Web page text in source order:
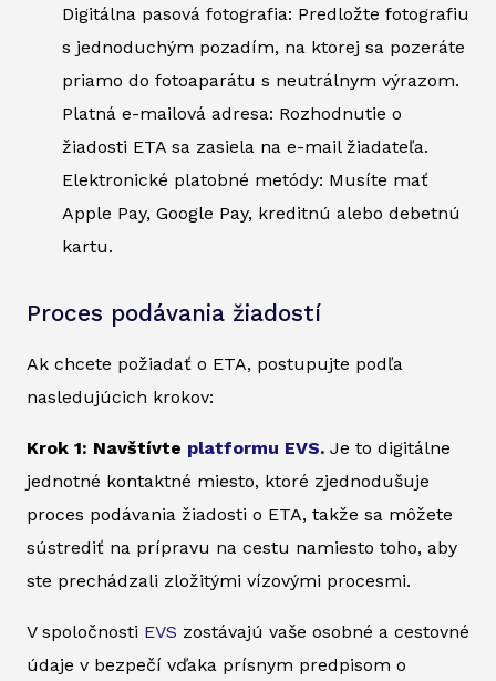
Digitálna pasová fotografia: Predložte fotografiu
s jednoduchým pozadím, na ktorej sa pozeráte
priamo do fotoaparátu s neutrálnym výrazom.
Platná e-mailová adresa: Rozhodnutie o
žiadosti ETA sa zasiela na e-mail žiadateľa.
Elektronické platobné metódy: Musíte mať
Apple Pay, Google Pay, kreditnú alebo debetnú
kartu.
Proces podávania žiadostí
Ak chcete požiadať o ETA, postupujte podľa
nasledujúcich krokov:
Krok 1: Navštívte platformu EVS. Je to digitálne
jednotné kontaktné miesto, ktoré zjednodušuje
proces podávania žiadosti o ETA, takže sa môžete
sústrediť na prípravu na cestu namiesto toho, aby
ste prechádzali zložitými vízovými procesmi.
V spoločnosti EVS zostávajú vaše osobné a cestovné
údaje v bezpečí vďaka prísnym predpisom o